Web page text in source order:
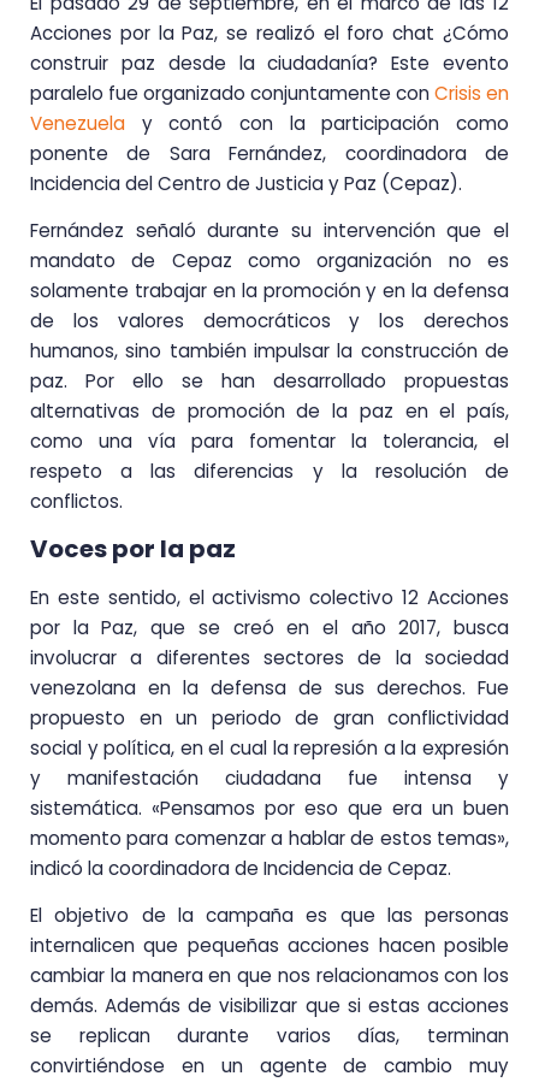
Acciones por la Paz, se realizó el foro chat ¿Cómo
construir paz desde la ciudadanía? Este evento
paralelo fue organizado conjuntamente conCrisis en
Venezuela y contó con la participación como
ponente de Sara Fernández, coordinadora de
Incidencia del Centro de Justicia y Paz (Cepaz).
Fernández señaló durante su intervención que el
mandato de Cepaz como organización no es
solamente trabajar en la promoción y en la defensa
de los valores democráticos y los derechos
humanos, sino también impulsar la construcción de
paz. Por ello se han desarrollado propuestas
alternativas de promoción de la paz en el país,
como una vía para fomentar la tolerancia, el
respeto a las diferencias y la resolución de
conflictos.
Voces por la paz
En este sentido, el activismo colectivo 12 Acciones
por la Paz, que se creó en el año 2017, busca
involucrar a diferentes sectores de la sociedad
venezolana en la defensa de sus derechos. Fue
propuesto en un periodo de gran conflictividad
social y política, en el cual la represión a la expresión
y manifestación ciudadana fue intensa y
sistemática. «Pensamos por eso que era un buen
momento para comenzar a hablar de estos temas»,
indicó la coordinadora de Incidencia de Cepaz.
El objetivo de la campaña es que las personas
internalicen que pequeñas acciones hacen posible
cambiar la manera en que nos relacionamos con los
demás. Además de visibilizar que si estas acciones
se replican durante varios días, terminan
convirtiéndose en un agente de cambio muy